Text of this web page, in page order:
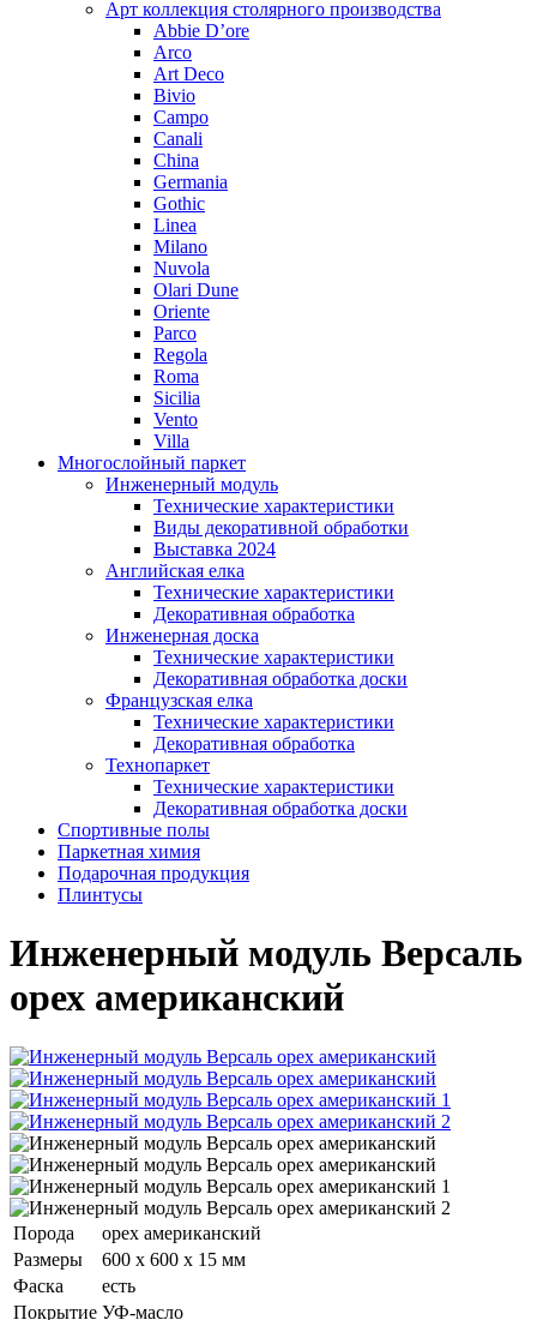
Арт коллекция столярного производства
Abbie D’ore
Arco
Art Deco
Bivio
Campo
Canali
China
Germania
Gothic
Linea
Milano
Nuvola
Olari Dune
Oriente
Parco
Regola
Roma
Sicilia
Vento
Villa
Многослойный паркет
Инженерный модуль
Технические характеристики
Виды декоративной обработки
Выставка 2024
Английская елка
Технические характеристики
Декоративная обработка
Инженерная доска
Технические характеристики
Декоративная обработка доски
Французская елка
Технические характеристики
Декоративная обработка
Технопаркет
Технические характеристики
Декоративная обработка доски
Спортивные полы
Паркетная химия
Подарочная продукция
Плинтусы
Инженерный модуль Версаль
орех американский
Порода
орех американский
Размеры
600 х 600 х 15 мм
Фаска
есть
Покрытие УФ-масло